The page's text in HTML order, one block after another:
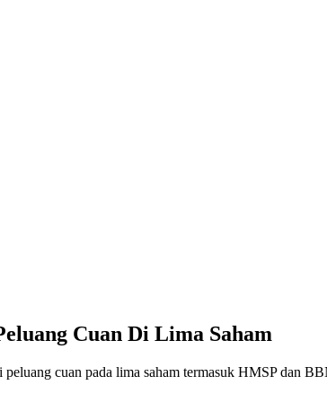
Cuan Di Lima Saham
cuan pada lima saham termasuk HMSP dan